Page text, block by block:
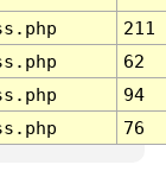
211
62
94
76